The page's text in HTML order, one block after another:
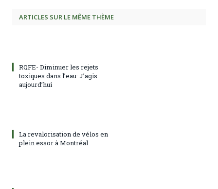
ARTICLES SUR LE MÊME THÈME
RQFE- Diminuer les rejets
toxiques dans l’eau: J’agis
aujourd’hui
La revalorisation de vélos en
plein essor à Montréal